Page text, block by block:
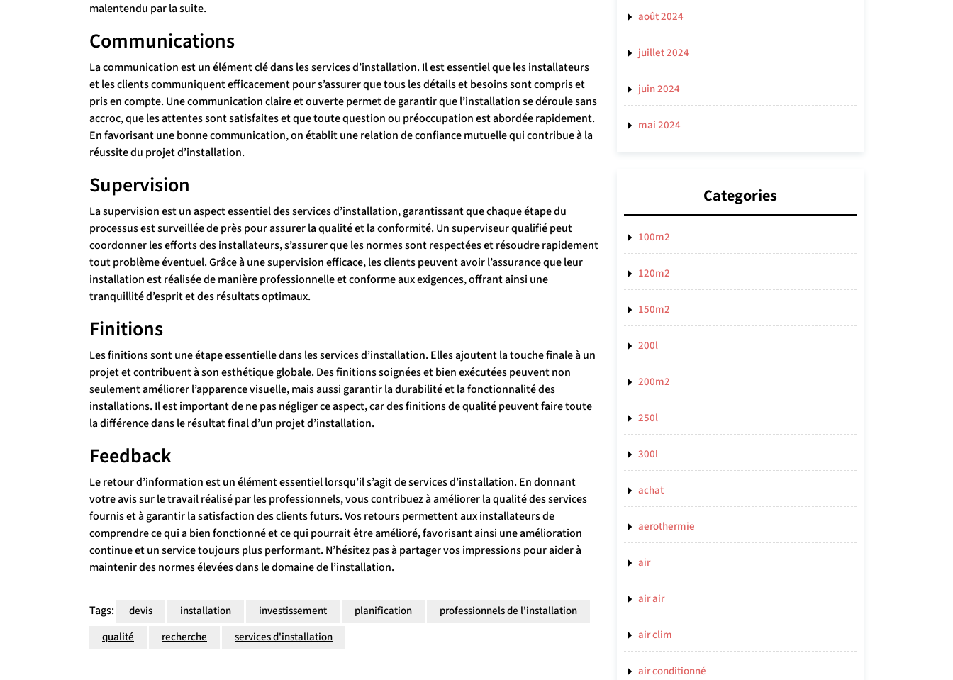
malentendu par la suite.
Communications
La communication est un élément clé dans les services d’installation. Il est essentiel que les installateurs
et les clients communiquent efficacement pour s’assurer que tous les détails et besoins sont compris et
pris en compte. Une communication claire et ouverte permet de garantir que l’installation se déroule sans
accroc, que les attentes sont satisfaites et que toute question ou préoccupation est abordée rapidement.
En favorisant une bonne communication, on établit une relation de confiance mutuelle qui contribue à la
réussite du projet d’installation.
Supervision
La supervision est un aspect essentiel des services d’installation, garantissant que chaque étape du
processus est surveillée de près pour assurer la qualité et la conformité. Un superviseur qualifié peut
coordonner les efforts des installateurs, s’assurer que les normes sont respectées et résoudre rapidement
tout problème éventuel. Grâce à une supervision efficace, les clients peuvent avoir l’assurance que leur
installation est réalisée de manière professionnelle et conforme aux exigences, offrant ainsi une
tranquillité d’esprit et des résultats optimaux.
Finitions
Les finitions sont une étape essentielle dans les services d’installation. Elles ajoutent la touche finale à un
projet et contribuent à son esthétique globale. Des finitions soignées et bien exécutées peuvent non
seulement améliorer l’apparence visuelle, mais aussi garantir la durabilité et la fonctionnalité des
installations. Il est important de ne pas négliger ce aspect, car des finitions de qualité peuvent faire toute
la différence dans le résultat final d’un projet d’installation.
Feedback
Le retour d’information est un élément essentiel lorsqu’il s’agit de services d’installation. En donnant
votre avis sur le travail réalisé par les professionnels, vous contribuez à améliorer la qualité des services
fournis et à garantir la satisfaction des clients futurs. Vos retours permettent aux installateurs de
comprendre ce qui a bien fonctionné et ce qui pourrait être amélioré, favorisant ainsi une amélioration
continue et un service toujours plus performant. N’hésitez pas à partager vos impressions pour aider à
maintenir des normes élevées dans le domaine de l’installation.
Tags: devis installation investissement planification
professionnels de l'installation
qualité
recherche services d'installation
août 2024
juillet 2024
juin 2024
mai 2024
Categories
100m2
120m2
150m2
200l
200m2
250l
300l
achat
aerothermie
air
air air
air clim
air conditionné